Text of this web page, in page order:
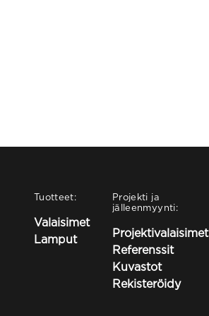
Tuotteet:
Valaisimet
Lamput
Projekti ja
jälleenmyynti:
Projektivalaisimet
Referenssit
Kuvastot
Rekisteröidy